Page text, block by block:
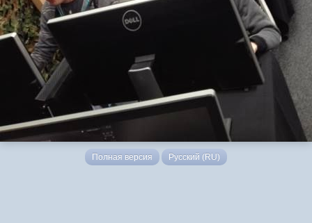
Полная версия Русский (RU)